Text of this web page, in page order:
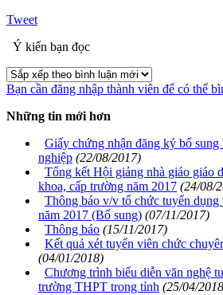
Tweet
Ý kiến bạn đọc
Bạn cần đăng nhập thành viên để có thể
Những tin mới hơn
Giấy chứng nhận đăng ký bổ sung
nghiệp (22/08/2017)
Tổng kết Hội giảng nhà giáo giáo
khoa, cấp trường năm 2017 (24/08/
Thông báo v/v tổ chức tuyển
năm 2017 (Bổ sung) (07/11/2017)
Thông báo (15/11/2017)
Kết quả xét tuyển viên chức
(04/01/2018)
Chương trình biểu diễn văn nghệ
trường THPT trong tỉnh (25/04/